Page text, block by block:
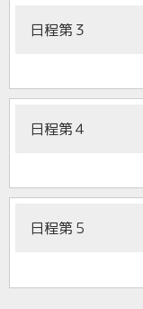
日程第３
日程第４
日程第５